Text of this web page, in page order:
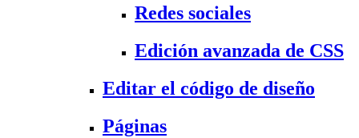
Redes sociales
Edición avanzada de CSS
Editar el código de diseño
Páginas